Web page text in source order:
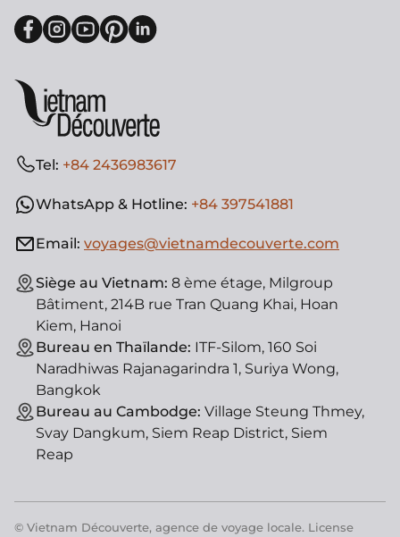
Tel: +84 2436983617
WhatsApp & Hotline: +84 397541881
Email: voyages@vietnamdecouverte.com
Siège au Vietnam: 8 ème étage, Milgroup
Bâtiment, 214B rue Tran Quang Khai, Hoan
Kiem, Hanoi
Bureau en Thaïlande: ITF-Silom, 160 Soi
Naradhiwas Rajanagarindra 1, Suriya Wong,
Bangkok
Bureau au Cambodge: Village Steung Thmey,
Svay Dangkum, Siem Reap District, Siem
Reap
© Vietnam Découverte, agence de voyage locale. License